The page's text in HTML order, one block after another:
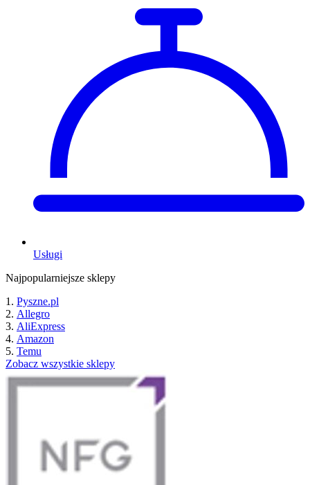
Usługi
Najpopularniejsze sklepy
Pyszne.pl
Allegro
AliExpress
Amazon
Temu
Zobacz wszystkie sklepy